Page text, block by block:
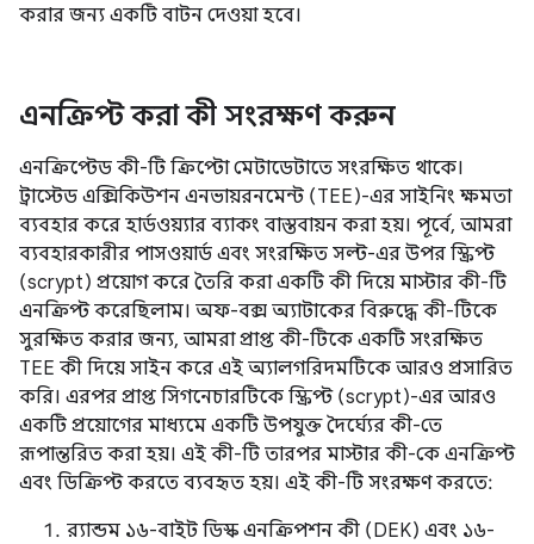
করার জন্য একটি বাটন দেওয়া হবে।
এনক্রিপ্ট করা কী সংরক্ষণ করুন
এনক্রিপ্টেড কী-টি ক্রিপ্টো মেটাডেটাতে সংরক্ষিত থাকে।
ট্রাস্টেড এক্সিকিউশন এনভায়রনমেন্ট (TEE)-এর সাইনিং ক্ষমতা
ব্যবহার করে হার্ডওয়্যার ব্যাকং বাস্তবায়ন করা হয়। পূর্বে, আমরা
ব্যবহারকারীর পাসওয়ার্ড এবং সংরক্ষিত সল্ট-এর উপর স্ক্রিপ্ট
(scrypt) প্রয়োগ করে তৈরি করা একটি কী দিয়ে মাস্টার কী-টি
এনক্রিপ্ট করেছিলাম। অফ-বক্স অ্যাটাকের বিরুদ্ধে কী-টিকে
সুরক্ষিত করার জন্য, আমরা প্রাপ্ত কী-টিকে একটি সংরক্ষিত
TEE কী দিয়ে সাইন করে এই অ্যালগরিদমটিকে আরও প্রসারিত
করি। এরপর প্রাপ্ত সিগনেচারটিকে স্ক্রিপ্ট (scrypt)-এর আরও
একটি প্রয়োগের মাধ্যমে একটি উপযুক্ত দৈর্ঘ্যের কী-তে
রূপান্তরিত করা হয়। এই কী-টি তারপর মাস্টার কী-কে এনক্রিপ্ট
এবং ডিক্রিপ্ট করতে ব্যবহৃত হয়। এই কী-টি সংরক্ষণ করতে:
র‍্যান্ডম ১৬-বাইট ডিস্ক এনক্রিপশন কী (DEK) এবং ১৬-